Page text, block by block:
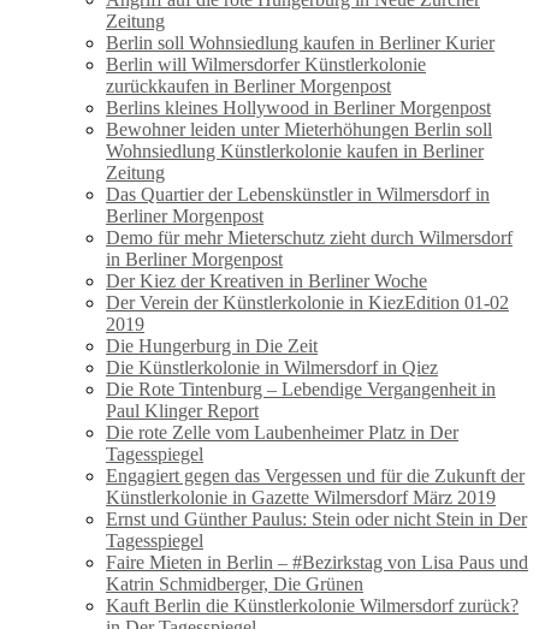
Zeitung
Berlin soll Wohnsiedlung kaufen in Berliner Kurier
Berlin will Wilmersdorfer Künstlerkolonie
zurückkaufen in Berliner Morgenpost
Berlins kleines Hollywood in Berliner Morgenpost
Bewohner leiden unter Mieterhöhungen Berlin soll
Wohnsiedlung Künstlerkolonie kaufen in Berliner
Zeitung
Das Quartier der Lebenskünstler in Wilmersdorf in
Berliner Morgenpost
Demo für mehr Mieterschutz zieht durch Wilmersdorf
in Berliner Morgenpost
Der Kiez der Kreativen in Berliner Woche
Der Verein der Künstlerkolonie in KiezEdition 01-02
2019
Die Hungerburg in Die Zeit
Die Künstlerkolonie in Wilmersdorf in Qiez
Die Rote Tintenburg – Lebendige Vergangenheit in
Paul Klinger Report
Die rote Zelle vom Laubenheimer Platz in Der
Tagesspiegel
Engagiert gegen das Vergessen und für die Zukunft der
Künstlerkolonie in Gazette Wilmersdorf März 2019
Ernst und Günther Paulus: Stein oder nicht Stein in Der
Tagesspiegel
Faire Mieten in Berlin – #Bezirkstag von Lisa Paus und
Katrin Schmidberger, Die Grünen
Kauft Berlin die Künstlerkolonie Wilmersdorf zurück?